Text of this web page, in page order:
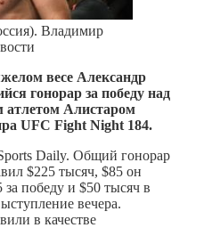
Владимир
весе Александр
гонорар за победу над
атлетом Алистаром
UFC Fight Night 184.
Daily. Общий гонорар
$225 тысяч, $85 он
победу и $50 тысяч в
вечера.
в качестве